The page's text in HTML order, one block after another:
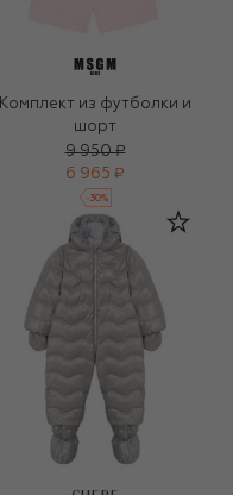
Комплект из футболки и
шорт
9 950 ₽
6 965 ₽
-30%